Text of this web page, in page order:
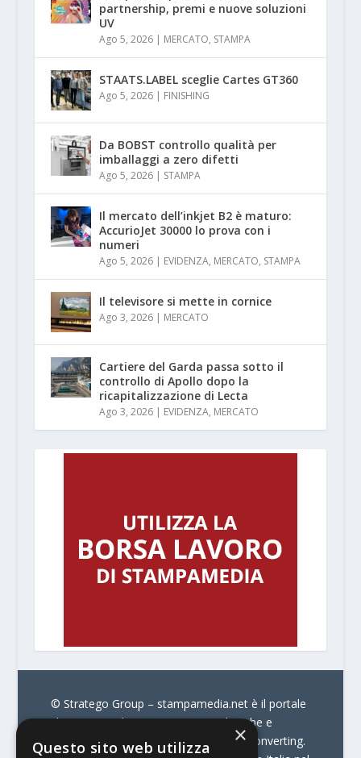
partnership, premi e nuove soluzioni
UV
Ago 5, 2026| MERCATO, STAMPA
STAATS.LABEL sceglie Cartes GT360
Ago 5, 2026| FINISHING
Da BOBST controllo qualità per
imballaggi a zero difetti
Ago 5, 2026| STAMPA
Il mercato dell’inkjet B2 è maturo:
AccurioJet 30000 lo prova con i
numeri
Ago 5, 2026| EVIDENZA, MERCATO, STAMPA
Il televisore si mette in cornice
Ago 3, 2026| MERCATO
Cartiere del Garda passa sotto il
controllo di Apollo dopo la
ricapitalizzazione di Lecta
Ago 3, 2026| EVIDENZA, MERCATO
© Stratego Group – stampamedia.net è il portale
che racconta le innovazioni tecnologiche e
l’attualità delle aziende di stampa e di converting.
×
Questo sito web utilizza